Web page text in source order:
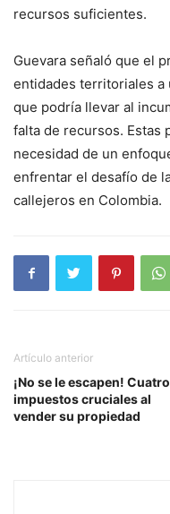
recursos suficientes.
Guevara señaló que el
entidades territoriales a
que podría llevar al
falta de recursos. Estas
necesidad de un
enfrentar el desafío de
callejeros en Colombia.
Artículo anterior
¡No se le escapen! Cuatro
impuestos cruciales al
vender su propiedad